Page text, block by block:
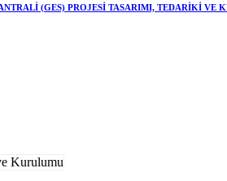
(GES) PROJESİ TASARIMI, TEDARİKİ VE